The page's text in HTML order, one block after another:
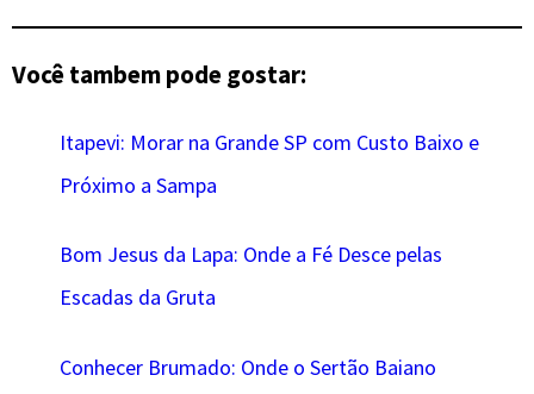
Você tambem pode gostar:
Itapevi: Morar na Grande SP com Custo Baixo e
Próximo a Sampa
Bom Jesus da Lapa: Onde a Fé Desce pelas
Escadas da Gruta
Conhecer Brumado: Onde o Sertão Baiano